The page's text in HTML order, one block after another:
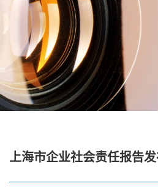
上海市企业社会责任报告